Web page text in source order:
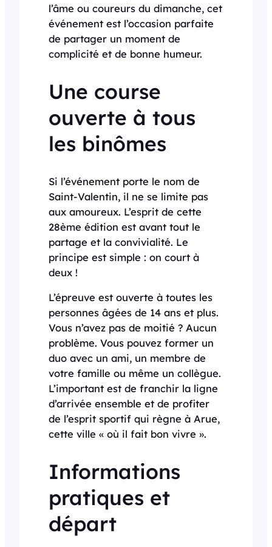
l’âme ou coureurs du dimanche, cet
événement est l’occasion parfaite
de partager un moment de
complicité et de bonne humeur.
Une course
ouverte à tous
les binômes
Si l’événement porte le nom de
Saint-Valentin, il ne se limite pas
aux amoureux. L’esprit de cette
28ème édition est avant tout le
partage et la convivialité. Le
principe est simple : on court à
deux !
L’épreuve est ouverte à toutes les
personnes âgées de 14 ans et plus.
Vous n’avez pas de moitié ? Aucun
problème. Vous pouvez former un
duo avec un ami, un membre de
votre famille ou même un collègue.
L’important est de franchir la ligne
d’arrivée ensemble et de profiter
de l’esprit sportif qui règne à Arue,
cette ville « où il fait bon vivre ».
Informations
pratiques et
départ